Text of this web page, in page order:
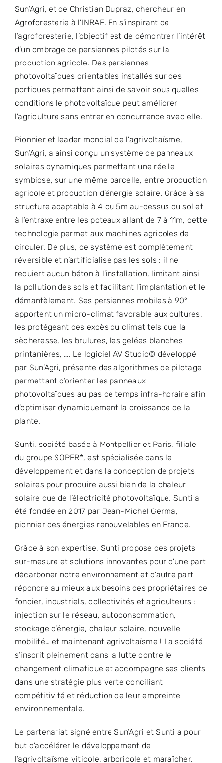
Sun’Agri, et de Christian Dupraz, chercheur en
Agroforesterie à l’INRAE. En s’inspirant de
l’agroforesterie, l’objectif est de démontrer l’intérêt
d’un ombrage de persiennes pilotés sur la
production agricole. Des persiennes
photovoltaïques orientables installés sur des
portiques permettent ainsi de savoir sous quelles
conditions le photovoltaïque peut améliorer
l’agriculture sans entrer en concurrence avec elle.
Pionnier et leader mondial de l’agrivoltaïsme,
Sun’Agri, a ainsi conçu un système de panneaux
solaires dynamiques permettant une réelle
symbiose, sur une même parcelle, entre production
agricole et production d’énergie solaire. Grâce à sa
structure adaptable à 4 ou 5m au-dessus du sol et
à l’entraxe entre les poteaux allant de 7 à 11m, cette
technologie permet aux machines agricoles de
circuler. De plus, ce système est complètement
réversible et n’artificialise pas les sols : il ne
requiert aucun béton à l’installation, limitant ainsi
la pollution des sols et facilitant l’implantation et le
démantèlement. Ses persiennes mobiles à 90°
apportent un micro-climat favorable aux cultures,
les protégeant des excès du climat tels que la
sècheresse, les brulures, les gelées blanches
printanières, …. Le logiciel AV Studio© développé
par Sun’Agri, présente des algorithmes de pilotage
permettant d’orienter les panneaux
photovoltaïques au pas de temps infra-horaire afin
d’optimiser dynamiquement la croissance de la
plante.
Sunti, société basée à Montpellier et Paris, filiale
du groupe SOPER*, est spécialisée dans le
développement et dans la conception de projets
solaires pour produire aussi bien de la chaleur
solaire que de l’électricité photovoltaïque. Sunti a
été fondée en 2017 par Jean-Michel Germa,
pionnier des énergies renouvelables en France.
Grâce à son expertise, Sunti propose des projets
sur-mesure et solutions innovantes pour d’une part
décarboner notre environnement et d’autre part
répondre au mieux aux besoins des propriétaires de
foncier, industriels, collectivités et agriculteurs :
injection sur le réseau, autoconsommation,
stockage d’énergie, chaleur solaire, nouvelle
mobilité… et maintenant agrivoltaïsme ! La société
s’inscrit pleinement dans la lutte contre le
changement climatique et accompagne ses clients
dans une stratégie plus verte conciliant
compétitivité et réduction de leur empreinte
environnementale.
Le partenariat signé entre Sun’Agri et Sunti a pour
but d’accélérer le développement de
l’agrivoltaïsme viticole, arboricole et maraîcher.